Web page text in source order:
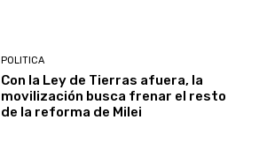
POLITICA
Con la Ley de Tierras afuera, la
movilización busca frenar el resto
de la reforma de Milei